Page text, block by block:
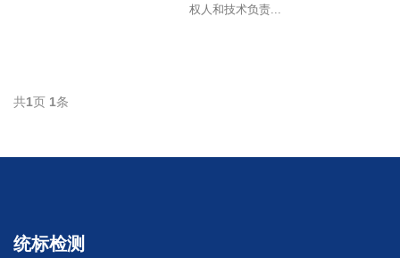
权人和技术负责...
共1页 1条
统标检测